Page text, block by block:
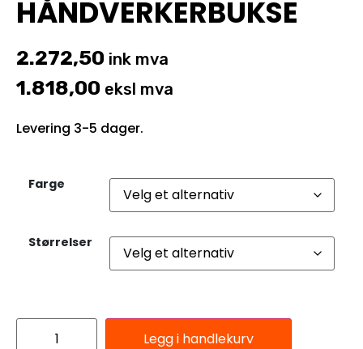
HÅNDVERKERBUKSE
2.272,50 ink mva
1.818,00 eksl mva
Levering 3-5 dager.
Farge
Størrelser
Legg i handlekurv